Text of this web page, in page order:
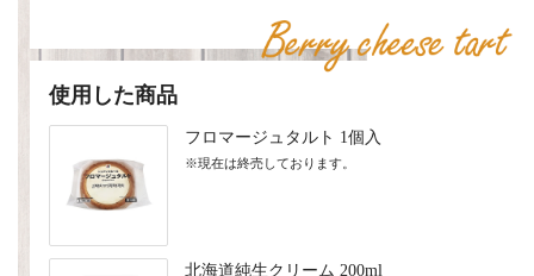
使用した商品
フロマージュタルト 1個入
※現在は終売しております。
北海道純生クリーム 200ml